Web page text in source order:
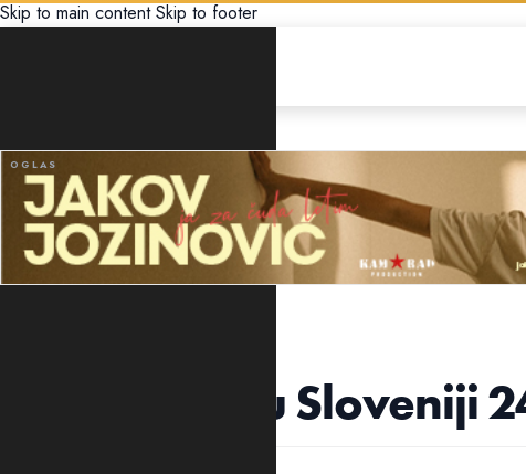
Skip to main content Skip to footer
Opšti izbori u Sloveniji